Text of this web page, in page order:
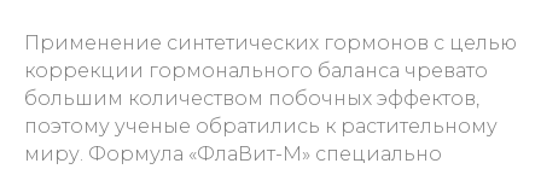
Применение синтетических гормонов с целью
коррекции гормонального баланса чревато
большим количеством побочных эффектов,
поэтому ученые обратились к растительному
миру. Формула «ФлаВит-М» специально